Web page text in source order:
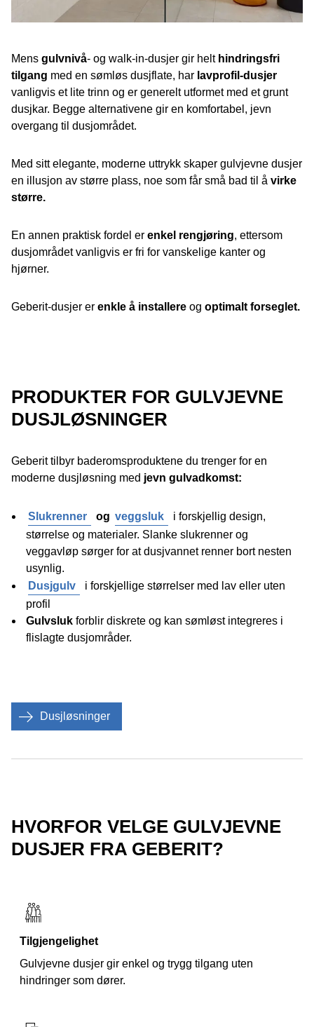
Mens gulvnivå- og walk-in-dusjer gir helt hindringsfri
tilgang med en sømløs dusjflate, har lavprofil-dusjer
vanligvis et lite trinn og er generelt utformet med et grunt
dusjkar. Begge alternativene gir en komfortabel, jevn
overgang til dusjområdet.
Med sitt elegante, moderne uttrykk skaper gulvjevne dusjer
en illusjon av større plass, noe som får små bad til å virke
større.
En annen praktisk fordel er enkel rengjøring, ettersom
dusjområdet vanligvis er fri for vanskelige kanter og
hjørner.
Geberit-dusjer er enkle å installere og optimalt forseglet.
PRODUKTER FOR GULVJEVNE
DUSJLØSNINGER
Geberit tilbyr baderomsproduktene du trenger for en
moderne dusjløsning med jevn gulvadkomst:
Slukrenner og veggsluk
i forskjellig design,
størrelse og materialer. Slanke slukrenner og
veggavløp sørger for at dusjvannet renner bort nesten
usynlig.
Dusjgulv
i forskjellige størrelser med lav eller uten
profil
Gulvsluk forblir diskrete og kan sømløst integreres i
flislagte dusjområder.
Dusjløsninger
HVORFOR VELGE GULVJEVNE
DUSJER FRA GEBERIT?
Tilgjengelighet
Gulvjevne dusjer gir enkel og trygg tilgang uten
hindringer som dører.